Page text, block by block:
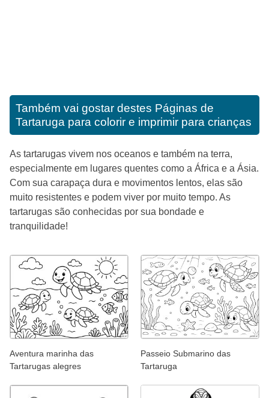
Também vai gostar destes Páginas de
Tartaruga para colorir e imprimir para crianças
As tartarugas vivem nos oceanos e também na terra,
especialmente em lugares quentes como a África e a Ásia.
Com sua carapaça dura e movimentos lentos, elas são
muito resistentes e podem viver por muito tempo. As
tartarugas são conhecidas por sua bondade e
tranquilidade!
Aventura marinha das
Tartarugas alegres
Passeio Submarino das
Tartaruga